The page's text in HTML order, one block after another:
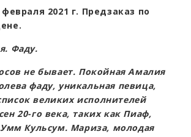
2021 г. Предзаказ по
Фаду.
не бывает. Покойная Амалия
фаду, уникальная певица,
великих исполнителей
20-го века, таких как Пиаф,
Кульсум. Мариза, молодая